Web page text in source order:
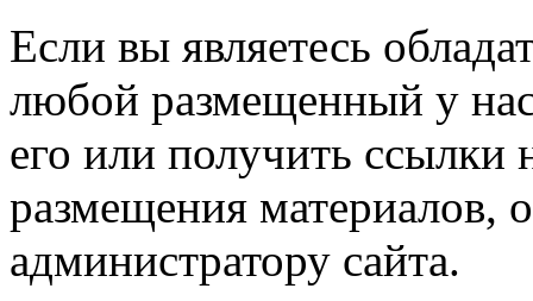
Если вы являетесь
любой размещенный у
его или получить ссылки
размещения материалов,
администратору сайта.